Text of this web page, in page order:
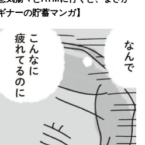
ーの貯蓄マンガ】